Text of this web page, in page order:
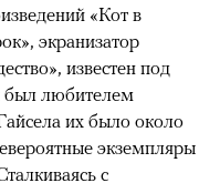
«Кот в
экранизатор
известен под
любителем
их было около
экземпляры
с